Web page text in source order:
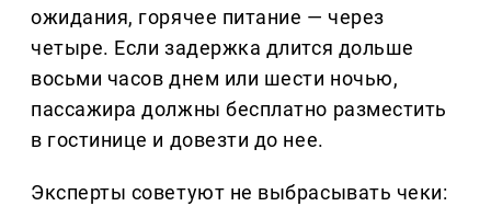
ожидания, горячее питание — через
четыре. Если задержка длится дольше
восьми часов днем или шести ночью,
пассажира должны бесплатно разместить
в гостинице и довезти до нее.
Эксперты советуют не выбрасывать чеки: